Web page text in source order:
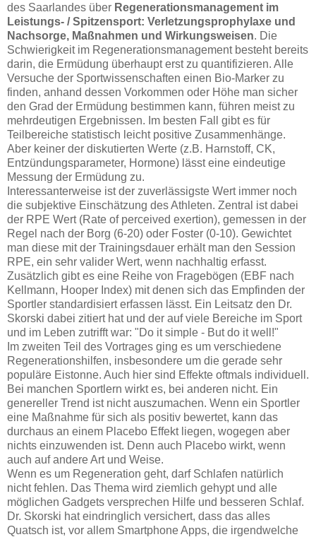
des Saarlandes über Regenerationsmanagement im
Leistungs- / Spitzensport: Verletzungsprophylaxe und
Nachsorge, Maßnahmen und Wirkungsweisen. Die
Schwierigkeit im Regenerationsmanagement besteht bereits
darin, die Ermüdung überhaupt erst zu quantifizieren. Alle
Versuche der Sportwissenschaften einen Bio-Marker zu
finden, anhand dessen Vorkommen oder Höhe man sicher
den Grad der Ermüdung bestimmen kann, führen meist zu
mehrdeutigen Ergebnissen. Im besten Fall gibt es für
Teilbereiche statistisch leicht positive Zusammenhänge.
Aber keiner der diskutierten Werte (z.B. Harnstoff, CK,
Entzündungsparameter, Hormone) lässt eine eindeutige
Messung der Ermüdung zu.
Interessanterweise ist der zuverlässigste Wert immer noch
die subjektive Einschätzung des Athleten. Zentral ist dabei
der RPE Wert (Rate of perceived exertion), gemessen in der
Regel nach der Borg (6-20) oder Foster (0-10). Gewichtet
man diese mit der Trainingsdauer erhält man den Session
RPE, ein sehr valider Wert, wenn nachhaltig erfasst.
Zusätzlich gibt es eine Reihe von Fragebögen (EBF nach
Kellmann, Hooper Index) mit denen sich das Empfinden der
Sportler standardisiert erfassen lässt. Ein Leitsatz den Dr.
Skorski dabei zitiert hat und der auf viele Bereiche im Sport
und im Leben zutrifft war: "Do it simple - But do it well!"
Im zweiten Teil des Vortrages ging es um verschiedene
Regenerationshilfen, insbesondere um die gerade sehr
populäre Eistonne. Auch hier sind Effekte oftmals individuell.
Bei manchen Sportlern wirkt es, bei anderen nicht. Ein
genereller Trend ist nicht auszumachen. Wenn ein Sportler
eine Maßnahme für sich als positiv bewertet, kann das
durchaus an einem Placebo Effekt liegen, wogegen aber
nichts einzuwenden ist. Denn auch Placebo wirkt, wenn
auch auf andere Art und Weise.
Wenn es um Regeneration geht, darf Schlafen natürlich
nicht fehlen. Das Thema wird ziemlich gehypt und alle
möglichen Gadgets versprechen Hilfe und besseren Schlaf.
Dr. Skorski hat eindringlich versichert, dass das alles
Quatsch ist, vor allem Smartphone Apps, die irgendwelche